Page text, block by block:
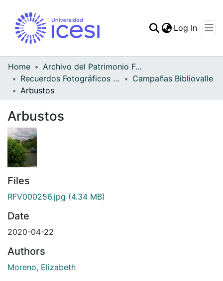
Statistics
Log In
Home
Archivo del Patrimonio Fotográfico y Fílmico del Valle del Cauca
Recuerdos Fotográficos Vallecaucanos
Campañas Bibliovalle
Arbustos
Arbustos
Files
RFV000256.jpg (4.34 MB)
Date
2020-04-22
Authors
Moreno, Elizabeth